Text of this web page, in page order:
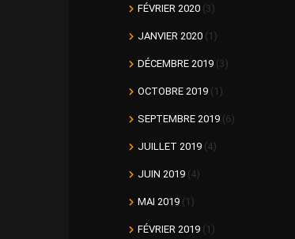
FÉVRIER 2020 (3)
JANVIER 2020 (1)
DÉCEMBRE 2019 (3)
OCTOBRE 2019 (1)
SEPTEMBRE 2019 (6)
JUILLET 2019 (4)
JUIN 2019 (4)
MAI 2019 (1)
FÉVRIER 2019 (1)